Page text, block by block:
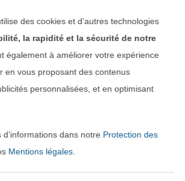
logistiques
Mentions légales
allemande
des cookies et d’autres technologies
la rapidité et la sécurité de notre
également à améliorer votre expérience
en vous proposant des contenus
personnalisées, et en optimisant
dans notre Protection des
Mentions légales.